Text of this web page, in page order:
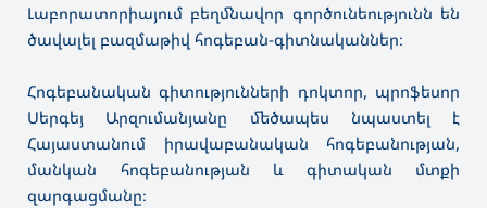
Լաբորատորիայում բեղմնավոր գործունեությունն են
ծավալել բազմաթիվ հոգեբան-գիտնականներ։
Հոգեբանական գիտությունների դոկտոր, պրոֆեսոր
Սերգեյ Արզումանյանը մեծապես նպաստել է
Հայաստանում իրավաբանական հոգեբանության,
մանկան հոգեբանության և գիտական մտքի
զարգացմանը։